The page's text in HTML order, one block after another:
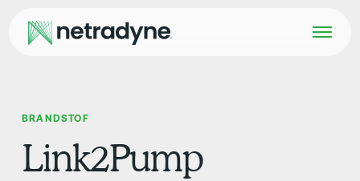
BRANDSTOF
Link2Pump